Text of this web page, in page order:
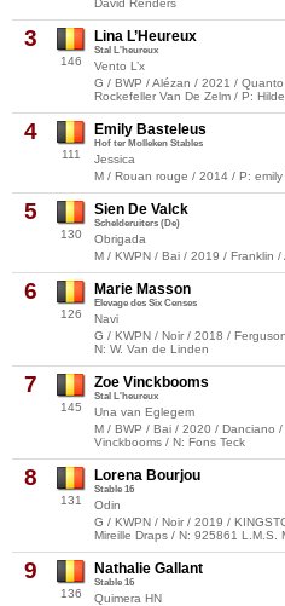
David Renders
3
146
Lina L’Heureux
Stal L'heureux
Vento L’x
G / BWP / Alézan / 2021 /
Rockefeller Van De Zelm / P:
4
111
Emily Basteleus
Hof ter Molleken Stables
Jessica
M / Rouan rouge / 2014 / P:
5
130
Sien De Valck
Schelderuiters (De)
Obrigada
M / KWPN / Bai / 2019 / Franklin
6
126
Marie Masson
Elevage des Six Censes
Navi
G / KWPN / Noir / 2018 /
N: W. Van de Linden
7
145
Zoe Vinckbooms
Stal L'heureux
Una van Eglegem
M / BWP / Bai / 2020 / Danciano
Vinckbooms / N: Fons Teck
8
131
Lorena Bourjou
Stable 16
Odin
G / KWPN / Noir / 2019 /
Mireille Draps / N: 925861 L.M.S.
9
136
Nathalie Gallant
Stable 16
Quimera HN